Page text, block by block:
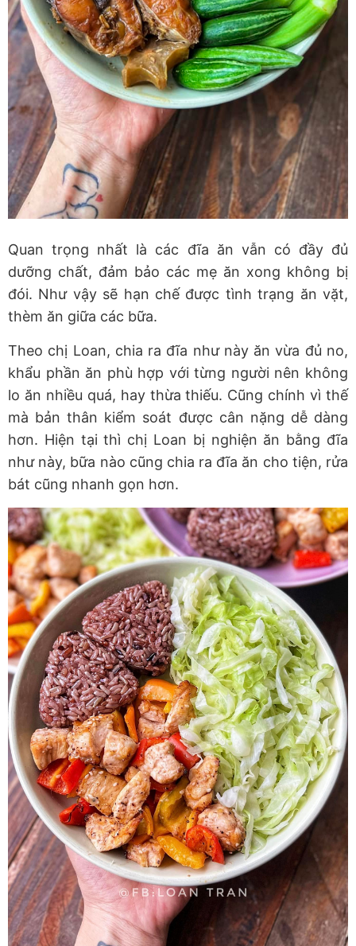
Quan trọng nhất là các đĩa ăn vẫn có đầy đủ
dưỡng chất, đảm bảo các mẹ ăn xong không bị
đói. Như vậy sẽ hạn chế được tình trạng ăn vặt,
thèm ăn giữa các bữa.
Theo chị Loan, chia ra đĩa như này ăn vừa đủ no,
khẩu phần ăn phù hợp với từng người nên không
lo ăn nhiều quá, hay thừa thiếu. Cũng chính vì thế
mà bản thân kiểm soát được cân nặng dễ dàng
hơn. Hiện tại thì chị Loan bị nghiện ăn bằng đĩa
như này, bữa nào cũng chia ra đĩa ăn cho tiện, rửa
bát cũng nhanh gọn hơn.